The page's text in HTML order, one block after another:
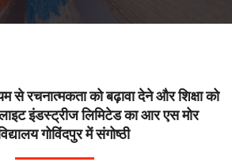
से रचनात्मकता को बढ़ावा देने और शिक्षा को
इंडस्ट्रीज लिमिटेड का आर एस मोर
गोविंदपुर में संगोष्ठी